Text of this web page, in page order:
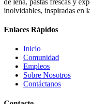
inolvidables, inspiradas en
Enlaces Rápidos
Inicio
Comunidad
Empleos
Sobre Nosotros
Contáctanos